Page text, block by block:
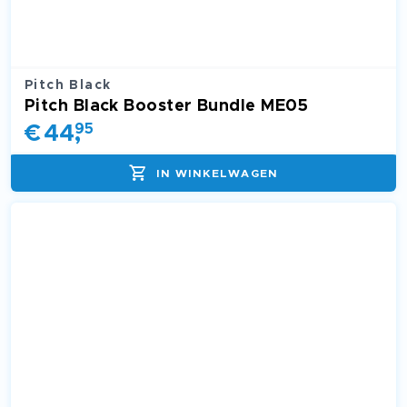
Pitch Black
Pitch Black Booster Bundle ME05
€44,
95
IN WINKELWAGEN